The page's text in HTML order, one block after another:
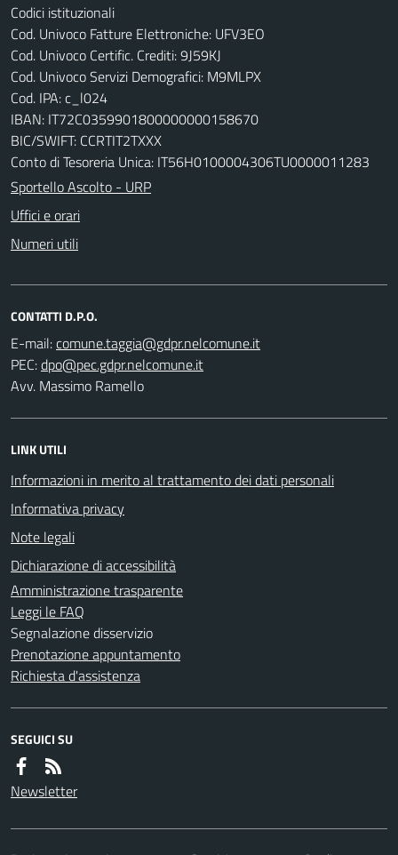
Codici istituzionali
Cod. Univoco Fatture Elettroniche: UFV3EO
Cod. Univoco Certific. Crediti: 9J59KJ
Cod. Univoco Servizi Demografici: M9MLPX
Cod. IPA: c_l024
IBAN: IT72C0359901800000000158670
BIC/SWIFT: CCRTIT2TXXX
Conto di Tesoreria Unica: IT56H0100004306TU0000011283
Sportello Ascolto - URP
Uffici e orari
Numeri utili
CONTATTI D.P.O.
E-mail:
PEC:
Avv. Massimo Ramello
LINK UTILI
Informazioni in merito al trattamento dei dati personali
Informativa privacy
Note legali
Dichiarazione di accessibilità
Amministrazione trasparente
Leggi le FAQ
Segnalazione disservizio
Prenotazione appuntamento
Richiesta d'assistenza
SEGUICI SU
Newsletter